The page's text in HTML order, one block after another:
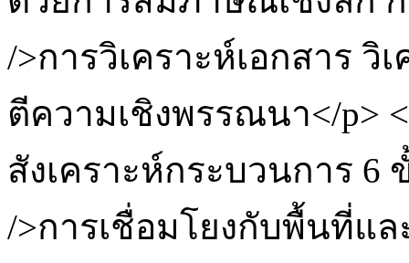
/>การวิเคราะห์เอกสาร วิ
ตีความเชิงพรรณนา</p>
สังเคราะห์กระบวนการ 6
/>การเชื่อมโยงกับพื้นที่แ